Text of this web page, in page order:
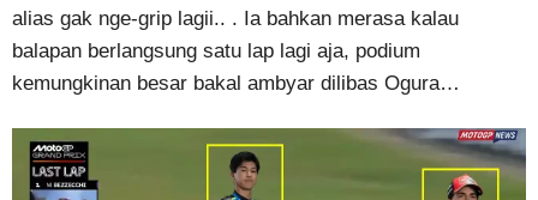
alias gak nge-grip lagii.. . Ia bahkan merasa kalau
balapan berlangsung satu lap lagi aja, podium
kemungkinan besar bakal ambyar dilibas Ogura…